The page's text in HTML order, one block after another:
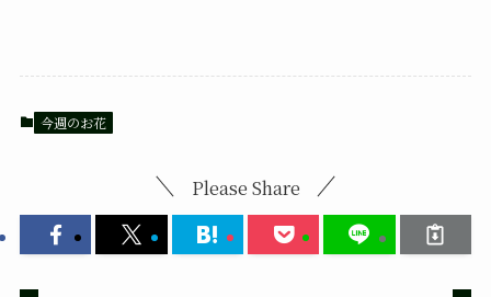
今週のお花
Please Share